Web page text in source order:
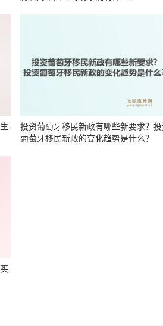
投资葡萄牙移民新政有哪些新要求？
葡萄牙移民新政的变化趋势是什么？